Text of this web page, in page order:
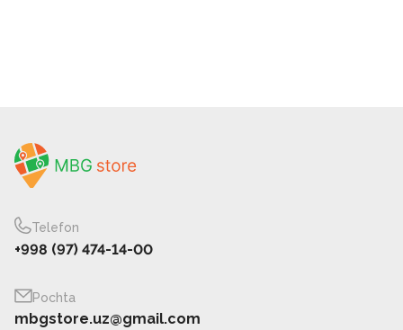
Telefon
+998 (97) 474-14-00
Pochta
mbgstore.uz@gmail.com